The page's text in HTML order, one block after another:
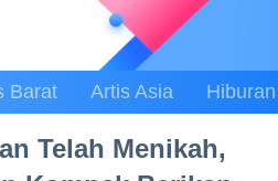
Barat Artis Asia Hiburan
Telah Menikah,